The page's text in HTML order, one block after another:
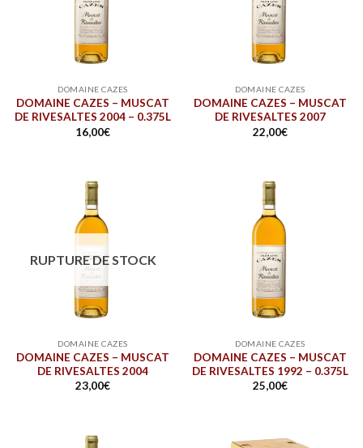
DOMAINE CAZES
DOMAINE CAZES – MUSCAT
DE RIVESALTES 2004 – 0.375L
16,00€
DOMAINE CAZES
DOMAINE CAZES – MUSCAT
DE RIVESALTES 2007
22,00€
RUPTURE DE STOCK
DOMAINE CAZES
DOMAINE CAZES – MUSCAT
DE RIVESALTES 2004
23,00€
DOMAINE CAZES
DOMAINE CAZES – MUSCAT
DE RIVESALTES 1992 – 0.375L
25,00€